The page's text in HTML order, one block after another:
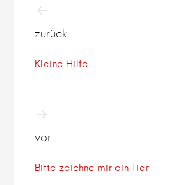
Beitragsnavigation
zurück
Kleine Hilfe
vor
Bitte zeichne mir ein Tier